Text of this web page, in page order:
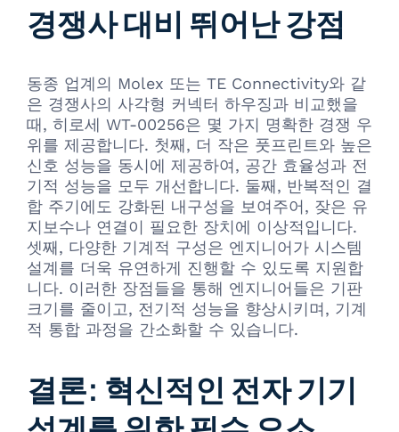
경쟁사 대비 뛰어난 강점
동종 업계의 Molex 또는 TE Connectivity와 같
은 경쟁사의 사각형 커넥터 하우징과 비교했을
때, 히로세 WT-00256은 몇 가지 명확한 경쟁 우
위를 제공합니다. 첫째, 더 작은 풋프린트와 높은
신호 성능을 동시에 제공하여, 공간 효율성과 전
기적 성능을 모두 개선합니다. 둘째, 반복적인 결
합 주기에도 강화된 내구성을 보여주어, 잦은 유
지보수나 연결이 필요한 장치에 이상적입니다.
셋째, 다양한 기계적 구성은 엔지니어가 시스템
설계를 더욱 유연하게 진행할 수 있도록 지원합
니다. 이러한 장점들을 통해 엔지니어들은 기판
크기를 줄이고, 전기적 성능을 향상시키며, 기계
적 통합 과정을 간소화할 수 있습니다.
결론: 혁신적인 전자 기기